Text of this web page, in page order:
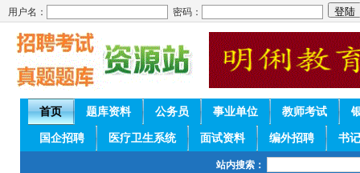
用户名： 密码：
首页 题库资料 公务员 事业单位 教师考试
国企招聘 医疗卫生系统 面试资料 编外招聘 书
站内搜索：